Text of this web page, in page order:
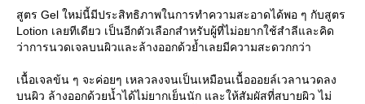
สูตร Gel ใหม่นี้มีประสิทธิภาพในการทำความสะอาดได้พอ ๆ กับสูตร
Lotion เลยทีเดียว เป็นอีกตัวเลือกสำหรับผู้ที่ไม่อยากใช้สำลีและคิด
ว่าการนวดเจลบนผิวและล้างออกด้วย้ำเลยมีความสะดวกกว่า
เนื้อเจลข้น ๆ จะค่อยๆ เหลวลงจนเป็นเหมือนเนื้อออยล์เวลานวดลง
บนผิว ล้างออกด้วยน้ำได้ไม่ยากเย็นนัก และให้สัมผัสที่สบายผิว ไม่